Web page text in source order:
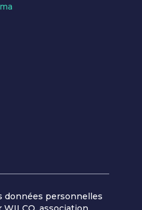
données personnelles